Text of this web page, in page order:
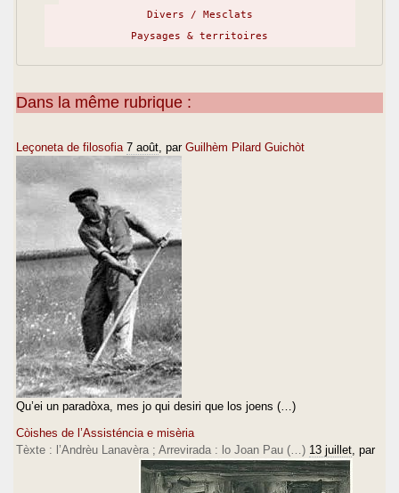
Divers / Mesclats
Paysages & territoires
Dans la même rubrique :
Leçoneta de filosofia 7 août , par Guilhèm Pilard Guichòt
Qu’ei un paradòxa, mes jo qui desiri que los joens (…)
Còishes de l’Assisténcia e misèria
Tèxte : l’Andrèu Lanavèra ; Arrevirada : lo Joan Pau (…) 13 juillet , par